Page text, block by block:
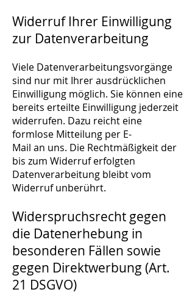
Widerruf Ihrer Einwilligung
zur Datenverarbeitung
Viele Datenverarbeitungsvorgänge
sind nur mit Ihrer ausdrücklichen
Einwilligung möglich. Sie können eine
bereits erteilte Einwilligung jederzeit
widerrufen. Dazu reicht eine
formlose Mitteilung per E-
Mail an uns. Die Rechtmäßigkeit der
bis zum Widerruf erfolgten
Datenverarbeitung bleibt vom
Widerruf unberührt.
Widerspruchsrecht gegen
die Datenerhebung in
besonderen Fällen sowie
gegen Direktwerbung (Art.
21 DSGVO)